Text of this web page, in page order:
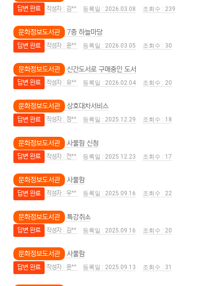
답변 완료 김** 2026.03.08 239
문화정보도서관 7층 하늘마당
답변 완료 윤** 2026.03.05 30
문화정보도서관 신간도서로 구매중인 도서
답변 완료 유** 2026.02.04 20
문화정보도서관 상호대차서비스
답변 완료 정** 2025.12.29 18
문화정보도서관 사물함 신청
답변 완료 전** 2025.12.23 17
문화정보도서관 사물함
답변 완료 우** 2025.09.16 22
문화정보도서관 특강취소
답변 완료 김** 2025.09.16 20
문화정보도서관 사물함
답변 완료 윤** 2025.09.13 31